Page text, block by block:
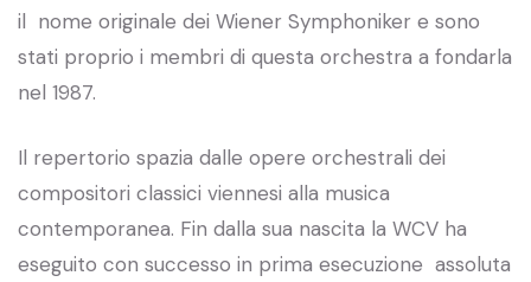
il nome originale dei Wiener Symphoniker e sono
stati proprio i membri di questa orchestra a fondarla
nel 1987.
Il repertorio spazia dalle opere orchestrali dei
compositori classici viennesi alla musica
contemporanea. Fin dalla sua nascita la WCV ha
eseguito con successo in prima esecuzione assoluta